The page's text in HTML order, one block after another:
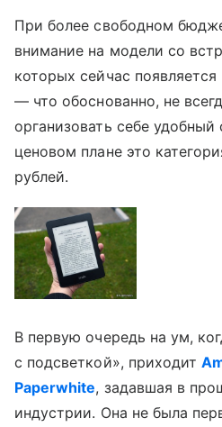
При более свободном
внимание на модели со
которых сейчас
— что обоснованно, не
организовать себе удобный
ценовом плане это
рублей.
В первую очередь на ум,
с подсветкой», приходит
Paperwhite, задавшая в
индустрии. Она не была